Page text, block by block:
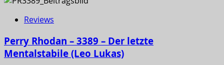
Reviews
Perry Rhodan – 3389 – Der letzte
Mentalstabile (Leo Lukas)